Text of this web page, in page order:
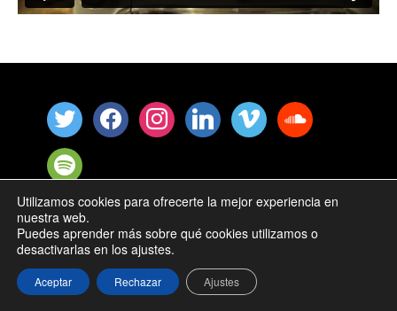
Ismael Satari © 2025 | Política de Cookies
Utilizamos cookies para ofrecerte la mejor experiencia en
nuestra web.
Puedes aprender más sobre qué cookies utilizamos o
desactivarlas en los ajustes.
Aceptar Rechazar Ajustes